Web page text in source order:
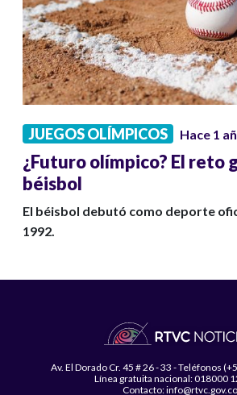
JUEGOS OLÍMPICOS Hace 1
¿Futuro olímpico? El reto
béisbol
El béisbol debutó como deporte
1992.
Av. El Dorado Cr. 45 # 26 - 33 - Teléfonos
Línea gratuita nacional: 018000
Contacto: info@rtvc.gov.co